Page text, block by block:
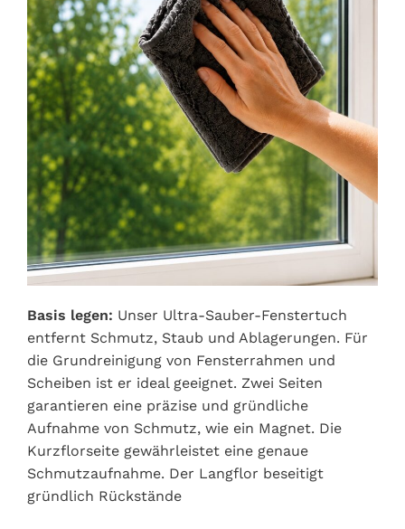
Basis legen: Unser Ultra-Sauber-Fenstertuch
entfernt Schmutz, Staub und Ablagerungen. Für
die Grundreinigung von Fensterrahmen und
Scheiben ist er ideal geeignet. Zwei Seiten
garantieren eine präzise und gründliche
Aufnahme von Schmutz, wie ein Magnet. Die
Kurzflorseite gewährleistet eine genaue
Schmutzaufnahme. Der Langflor beseitigt
gründlich Rückstände